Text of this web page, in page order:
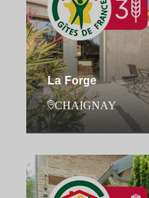
La Forge
CHAIGNAY